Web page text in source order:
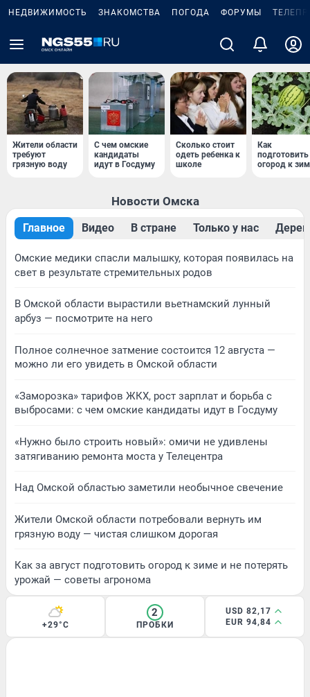
НЕДВИЖИМОСТЬ ЗНАКОМСТВА ПОГОДА ФОРУМЫ
Жители области
требуют
грязную воду
С чем омские
кандидаты
идут в Госдуму
Сколько стоит
одеть ребенка к
школе
Как
подготовить
огород к
Новости Омска
Главное Видео В стране Только у нас
Омские медики спасли малышку, которая появилась на
свет в результате стремительных родов
В Омской области вырастили вьетнамский лунный
арбуз — посмотрите на него
Полное солнечное затмение состоится 12 августа —
можно ли его увидеть в Омской области
«Заморозка» тарифов ЖКХ, рост зарплат и борьба с
выбросами: с чем омские кандидаты идут в Госдуму
«Нужно было строить новый»: омичи не удивлены
затягиванию ремонта моста у Телецентра
Над Омской областью заметили необычное свечение
Жители Омской области потребовали вернуть им
грязную воду — чистая слишком дорогая
Как за август подготовить огород к зиме и не потерять
урожай — советы агронома
+29°C
2
ПРОБКИ
USD 82,17
EUR 94,84